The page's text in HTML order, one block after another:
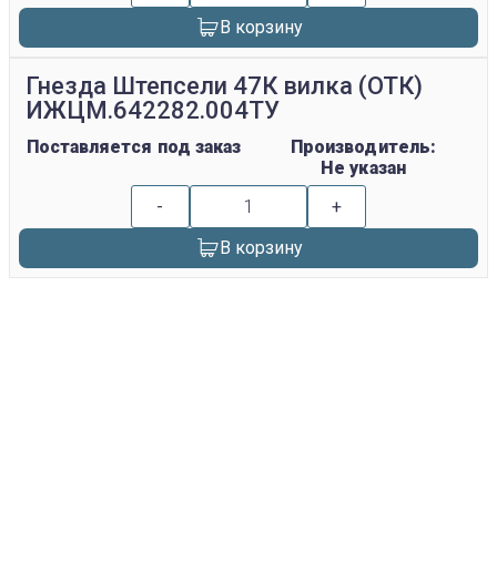
В корзину
Гнезда Штепсели 47К вилка (ОТК)
ИЖЦМ.642282.004ТУ
Поставляется под заказ
Производитель:
Не указан
-
+
В корзину